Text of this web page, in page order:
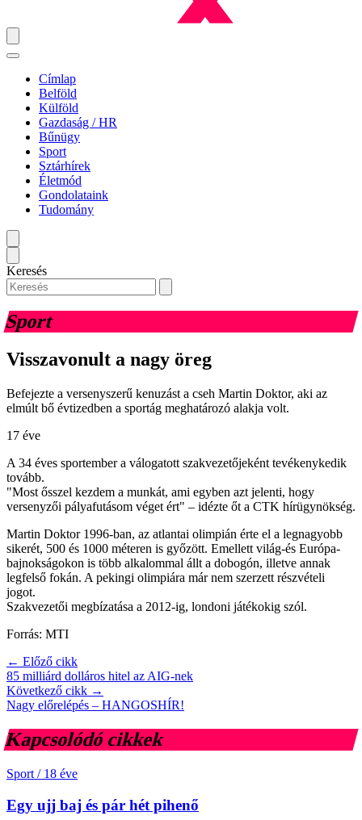
Címlap
Belföld
Külföld
Gazdaság / HR
Bűnügy
Sport
Sztárhírek
Életmód
Gondolataink
Tudomány
Keresés
Sport
Visszavonult a nagy öreg
Befejezte a versenyszerű kenuzást a cseh Martin Doktor, aki az
elmúlt bő évtizedben a sportág meghatározó alakja volt.
17 éve
A 34 éves sportember a válogatott szakvezetőjeként tevékenykedik
tovább.
"Most ősszel kezdem a munkát, ami egyben azt jelenti, hogy
versenyzői pályafutásom véget ért" – idézte őt a CTK hírügynökség.
Martin Doktor 1996-ban, az atlantai olimpián érte el a legnagyobb
sikerét, 500 és 1000 méteren is győzött. Emellett világ-és Európa-
bajnokságokon is több alkalommal állt a dobogón, illetve annak
legfelső fokán. A pekingi olimpiára már nem szerzett részvételi
jogot.
Szakvezetői megbízatása a 2012-ig, londoni játékokig szól.
Forrás: MTI
← Előző cikk
85 milliárd dolláros hitel az AIG-nek
Következő cikk →
Nagy előrelépés – HANGOSHÍR!
Kapcsolódó cikkek
Sport / 18 éve
Egy ujj baj és pár hét pihenő